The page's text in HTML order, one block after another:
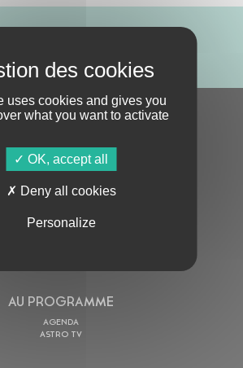
À LA NEWSLETTER
AU PROGRAMME
AGENDA
ASTRO TV
uses cookies and gives you
what you want to activate
OK, accept all
Deny all cookies
Personalize